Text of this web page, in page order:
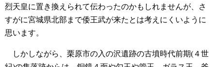
烈天皇に置き換えられて伝わったのかもしれませんが、さ
すがに宮城県北部まで倭王武が来たとは考えにくいように
思います。
しかしながら、栗原市の入の沢遺跡の古墳時代前期(４世